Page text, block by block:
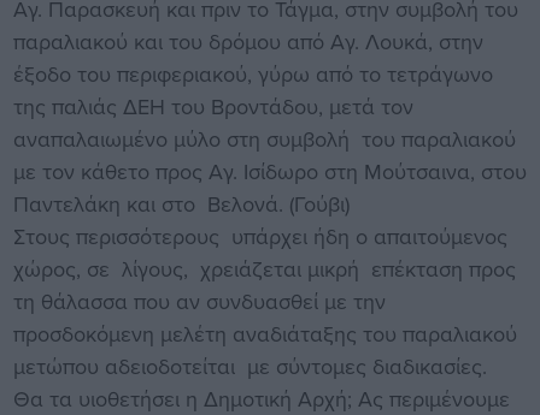
Αγ. Παρασκευή και πριν το Τάγμα, στην συμβολή του
παραλιακού και του δρόμου από Αγ. Λουκά, στην
έξοδο του περιφεριακού, γύρω από το τετράγωνο
της παλιάς ΔΕΗ του Βροντάδου, μετά τον
αναπαλαιωμένο μύλο στη συμβολή του παραλιακού
με τον κάθετο προς Αγ. Ισίδωρο στη Μούτσαινα, στου
Παντελάκη και στο Βελονά. (Γούβι)
Στους περισσότερους υπάρχει ήδη ο απαιτούμενος
χώρος, σε λίγους, χρειάζεται μικρή επέκταση προς
τη θάλασσα που αν συνδυασθεί με την
προσδοκόμενη μελέτη αναδιάταξης του παραλιακού
μετώπου αδειοδοτείται με σύντομες διαδικασίες.
Θα τα υιοθετήσει η Δημοτική Αρχή; Ας περιμένουμε